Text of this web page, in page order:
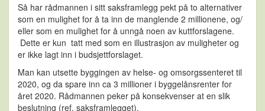
Så har rådmannen i sitt saksframlegg pekt på to alternativer
som en mulighet for å ta inn de manglende 2 millionene, og/
eller som en mulighet for å unngå noen av kuttforslagene.
Dette er kun tatt med som en illustrasjon av muligheter og
er ikke lagt inn i budsjettforslaget.
Man kan utsette byggingen av helse- og omsorgssenteret til
2020, og da spare inn ca 3 millioner i byggelånsrenter for
året 2020. Rådmannen peker på konsekvenser at en slik
beslutning (ref. saksframlegget).